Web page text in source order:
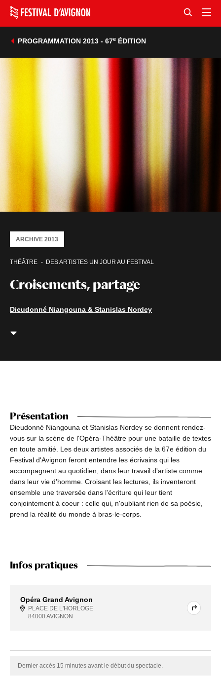
PROGRAMMATION 2013 - 67eÉDITION
Croisements, partage
THÉÂTRE DES ARTISTES UN JOUR AU FESTIVAL
ARCHIVE 2013
Dieudonné Niangouna & Stanislas Nordey
Présentation
Dieudonné Niangouna et Stanislas Nordey se donnent rendez-
vous sur la scène de l'Opéra-Théâtre pour une bataille de textes
en toute amitié. Les deux artistes associés de la 67e édition du
Festival d'Avignon feront entendre les écrivains qui les
accompagnent au quotidien, dans leur travail d'artiste comme
dans leur vie d'homme. Croisant les lectures, ils inventeront
ensemble une traversée dans l'écriture qui leur tient
conjointement à coeur : celle qui, n'oubliant rien de sa poésie,
prend la réalité du monde à bras-le-corps.
Infos pratiques
Opéra Grand Avignon
PLACE DE L'HORLOGE
84000 AVIGNON
Dernier accès 15 minutes avant le début du spectacle.